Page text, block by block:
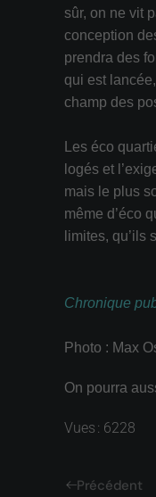
sûr, on ne vit
conception
prendra des
qui est
champ des
Les éco
logés et
mais le plus
même d’éco
limites,
Chronique
Photo : Max
On pourra
Vues : 6228
Précédent